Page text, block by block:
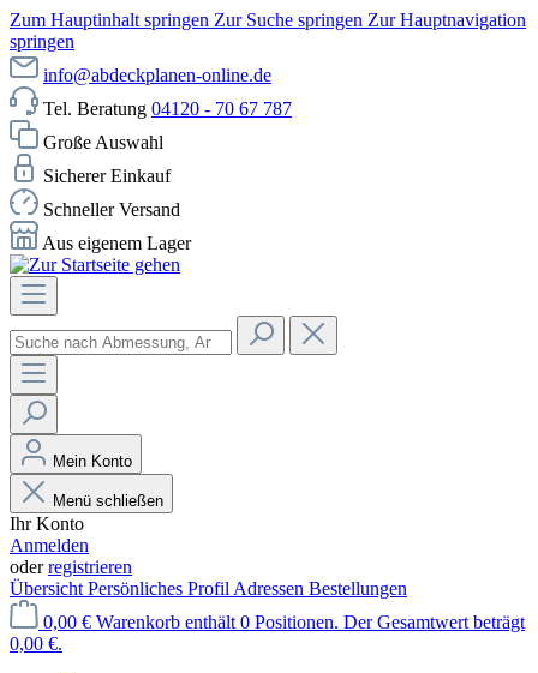
Zum Hauptinhalt springen Zur Suche springen Zur Hauptnavigation
springen
info@abdeckplanen-online.de
Tel. Beratung 04120 - 70 67 787
Große Auswahl
Sicherer Einkauf
Schneller Versand
Aus eigenem Lager
Mein Konto
Menü schließen
Ihr Konto
Anmelden
oderregistrieren
Übersicht Persönliches Profil Adressen Bestellungen
0,00 € Warenkorb enthält 0 Positionen. Der Gesamtwert beträgt
0,00 €.